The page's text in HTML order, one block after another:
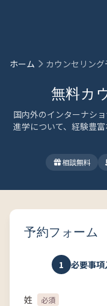
ホーム カウンセリング
無料カ
国内外のインターナシ
進学について、経験豊
相談無料
予約フォーム
1 必要事項
姓 必須